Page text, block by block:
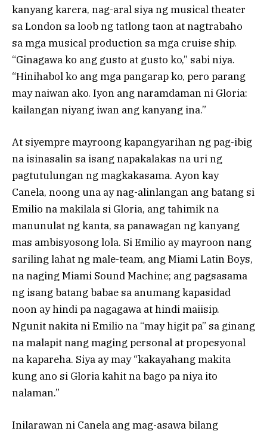
kanyang karera, nag-aral siya ng musical theater
sa London sa loob ng tatlong taon at nagtrabaho
sa mga musical production sa mga cruise ship.
“Ginagawa ko ang gusto at gusto ko,” sabi niya.
“Hinihabol ko ang mga pangarap ko, pero parang
may naiwan ako. Iyon ang naramdaman ni Gloria:
kailangan niyang iwan ang kanyang ina.”
At siyempre mayroong kapangyarihan ng pag-ibig
na isinasalin sa isang napakalakas na uri ng
pagtutulungan ng magkakasama. Ayon kay
Canela, noong una ay nag-alinlangan ang batang si
Emilio na makilala si Gloria, ang tahimik na
manunulat ng kanta, sa panawagan ng kanyang
mas ambisyosong lola. Si Emilio ay mayroon nang
sariling lahat ng male-team, ang Miami Latin Boys,
na naging Miami Sound Machine; ang pagsasama
ng isang batang babae sa anumang kapasidad
noon ay hindi pa nagagawa at hindi maiisip.
Ngunit nakita ni Emilio na “may higit pa” sa ginang
na malapit nang maging personal at propesyonal
na kapareha. Siya ay may “kakayahang makita
kung ano si Gloria kahit na bago pa niya ito
nalaman.”
Inilarawan ni Canela ang mag-asawa bilang